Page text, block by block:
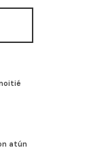
atún